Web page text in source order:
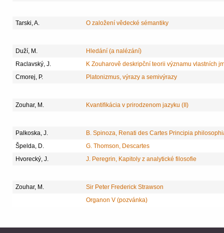
Tarski, A. O založení vědecké sémantiky
Duží, M.
Hledání (a nalézání)
Raclavský, J.
K Zouharově deskripční teorii významu vlastních
Cmorej, P.
Platonizmus, výrazy a semivýrazy
Zouhar, M. Kvantifikácia v prirodzenom jazyku (II)
Palkoska, J.
B. Spinoza, Renati des Cartes Principia
Špelda, D.
G. Thomson, Descartes
Hvorecký, J.
J. Peregrin, Kapitoly z analytické filosofie
Zouhar, M.
Sir Peter Frederick Strawson
Organon V (pozvánka)